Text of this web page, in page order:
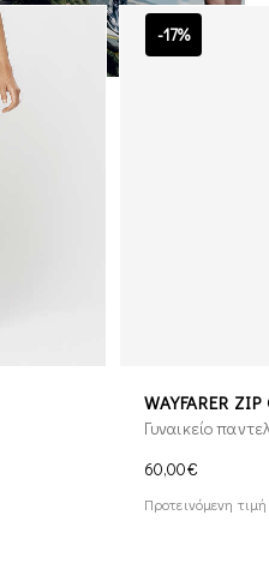
-17%
WAYFARER ZIP
Γυναικείο
60,00€
Προτεινόμενη